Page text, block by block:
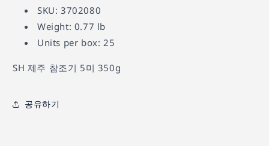
SKU: 3702080
Weight: 0.77 lb
Units per box: 25
SH 제주 참조기 5미 350g
공유하기